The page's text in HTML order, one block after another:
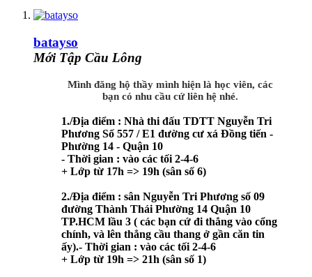
batayso
Mới Tập Cầu Lông
Mình đăng hộ thầy mình hiện là học viên, các
bạn có nhu cầu cứ liên hệ nhé.​
1./Địa điểm : Nhà thi đấu TDTT Nguyễn Tri
Phương Số 557 / E1 đường cư xá Đồng tiến -
Phường 14 - Quận 10
- Thời gian : vào các tối 2-4-6
+ Lớp từ 17h => 19h (sân số 6)
2./Địa điểm : sân Nguyễn Tri Phương số 09
đường Thành Thái Phường 14 Quận 10
TP.HCM lầu 3 ( các bạn cứ đi thẳng vào cổng
chính, và lên thẳng cầu thang ở gần căn tin
ấy).- Thời gian : vào các tối 2-4-6
+ Lớp từ 19h => 21h (sân số 1)